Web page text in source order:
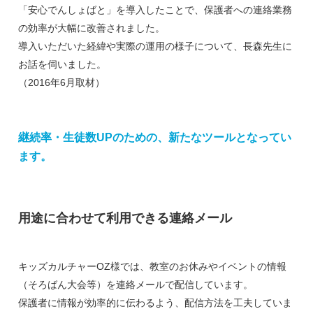
「安心でんしょばと」を導入したことで、保護者への連絡業務
の効率が大幅に改善されました。
導入いただいた経緯や実際の運用の様子について、長森先生に
お話を伺いました。
（2016年6月取材）
継続率・生徒数UPのための、新たなツールとなってい
ます。
用途に合わせて利用できる連絡メール
キッズカルチャーOZ様では、教室のお休みやイベントの情報
（そろばん大会等）を連絡メールで配信しています。
保護者に情報が効率的に伝わるよう、配信方法を工夫していま